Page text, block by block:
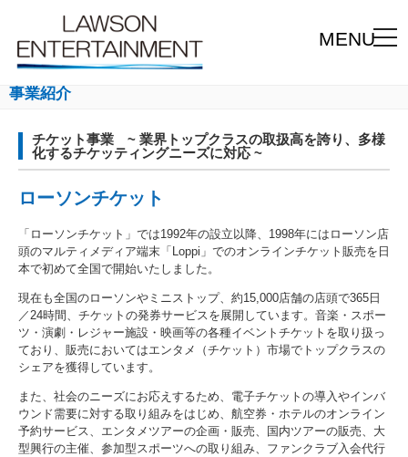
MENU
事業紹介
チケット事業 ~ 業界トップクラスの取扱高を誇り、多様
化するチケッティングニーズに対応 ~
ローソンチケット
「ローソンチケット」では1992年の設立以降、1998年にはローソン店
頭のマルティメディア端末「Loppi」でのオンラインチケット販売を日
本で初めて全国で開始いたしました。
現在も全国のローソンやミニストップ、約15,000店舗の店頭で365日
／24時間、チケットの発券サービスを展開しています。音楽・スポー
ツ・演劇・レジャー施設・映画等の各種イベントチケットを取り扱っ
ており、販売においてはエンタメ（チケット）市場でトップクラスの
シェアを獲得しています。
また、社会のニーズにお応えするため、電子チケットの導入やインバ
ウンド需要に対する取り組みをはじめ、航空券・ホテルのオンライン
予約サービス、エンタメツアーの企画・販売、国内ツアーの販売、大
型興行の主催、参加型スポーツへの取り組み、ファンクラブ入会代行